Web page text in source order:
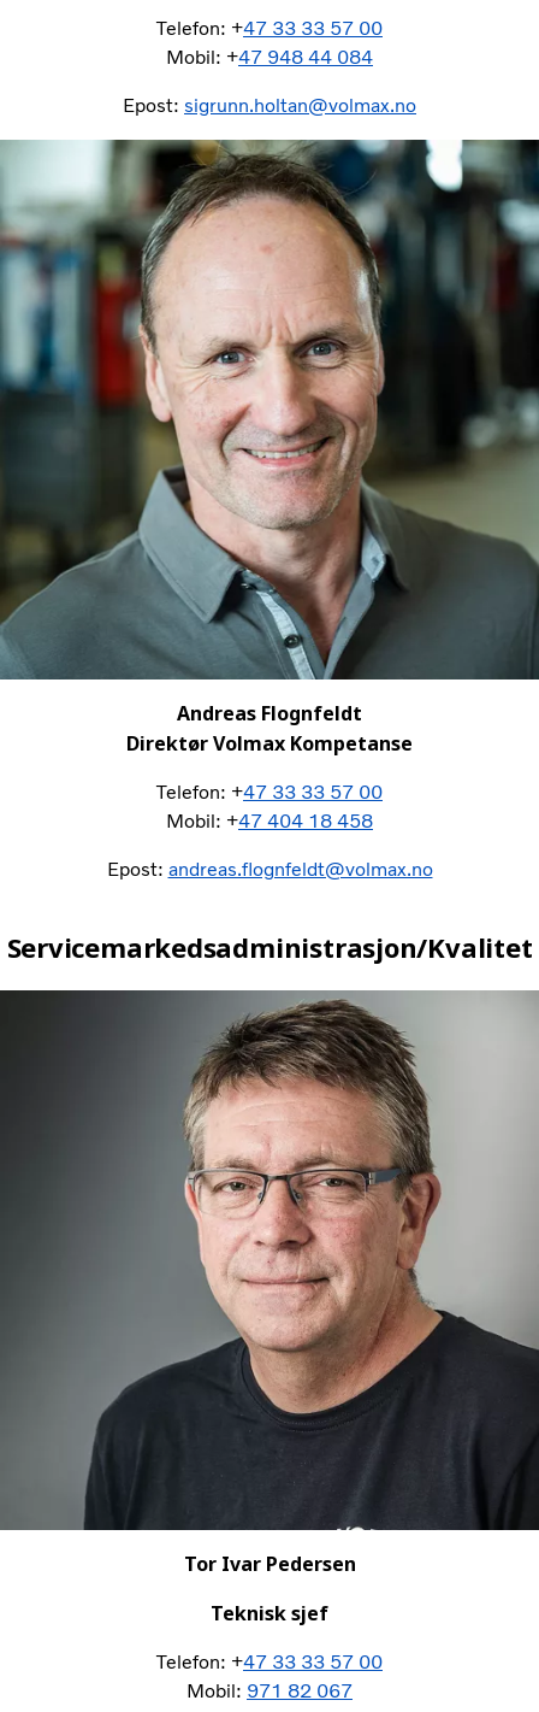
Telefon: +47 33 33 57 00
Mobil: +47 948 44 084
Epost: sigrunn.holtan@volmax.no
Andreas Flognfeldt
Direktør Volmax Kompetanse
Telefon: +47 33 33 57 00
Mobil: +47 404 18 458
Epost: andreas.flognfeldt@volmax.no
Servicemarkedsadministrasjon/Kvalitet
Tor Ivar Pedersen
Teknisk sjef
Telefon: +47 33 33 57 00
Mobil: 971 82 067